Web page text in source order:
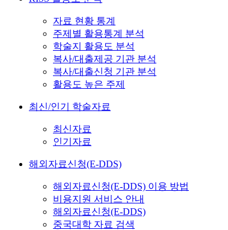
자료 현황 통계
주제별 활용통계 분석
학술지 활용도 분석
복사/대출제공 기관 분석
복사/대출신청 기관 분석
활용도 높은 주제
최신/인기 학술자료
최신자료
인기자료
해외자료신청(E-DDS)
해외자료신청(E-DDS) 이용 방법
비용지원 서비스 안내
해외자료신청(E-DDS)
중국대학 자료 검색